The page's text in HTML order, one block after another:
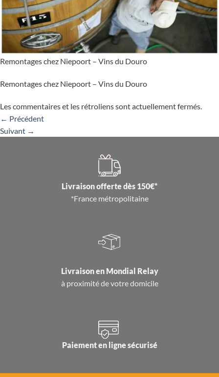
Remontages chez Niepoort – Vins du Douro
Remontages chez Niepoort – Vins du Douro
Les commentaires et les rétroliens sont actuellement fermés.
← Précédent
Suivant →
Livraison offerte dès 150€*
*France métropolitaine
Livraison en Mondial Relay
à proximité de votre domicile
Paiement en ligne sécurisé